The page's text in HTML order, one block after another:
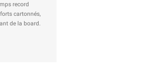
Valentin L
Avis Google